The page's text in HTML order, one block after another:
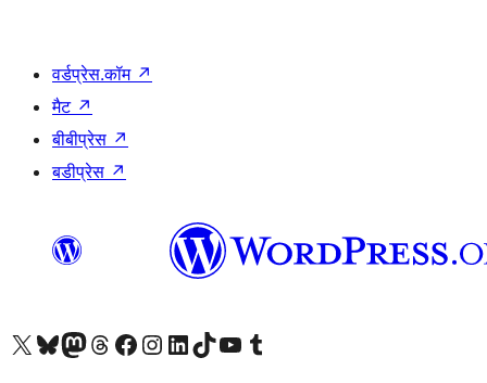
वर्डप्रेस.कॉम ↗
मैट ↗
बीबीप्रेस ↗
बडीप्रेस ↗
Visit our X (formerly Twitter) account
हमारे बलुस्की खाते पर जाएँVisit our Mastodon account
हमारे थ्रेड्स अकाउंट पर जाएंहमारे फेसबुक पेज पर जाएँहमारे इंस्टाग्राम अकाउंट पर जाएंहमारे लिंक्डइन खाते पर जाएँहमारे टिकटॉक खाते पर जाएँहमारे यूट्यूब चैनल पर जाएंहमारे Tumblr खाते पर जाएँ